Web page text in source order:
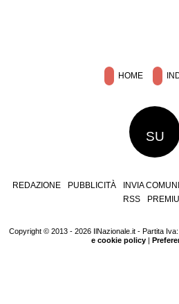
HOME
SU
REDAZIONE PUBBLICITÀ INVIA
RSS
Copyright © 2013 - 2026 IlNazionale.it - Partita
e cookie policy|